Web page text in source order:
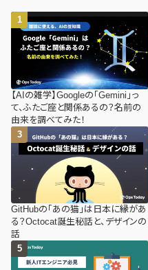
【AIの雑学】Googleの「Gemini」っ
て、ふたご座と関係あるの？名前の
由来を調べてみた！
GitHubの「あの猫」は日本に縁があ
る？Octocat誕生秘話と、デザインの
話